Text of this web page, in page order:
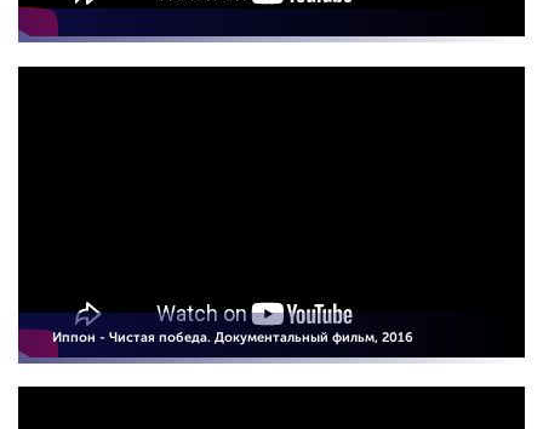
Иппон - Чистая победа. Документальный фильм, 2016